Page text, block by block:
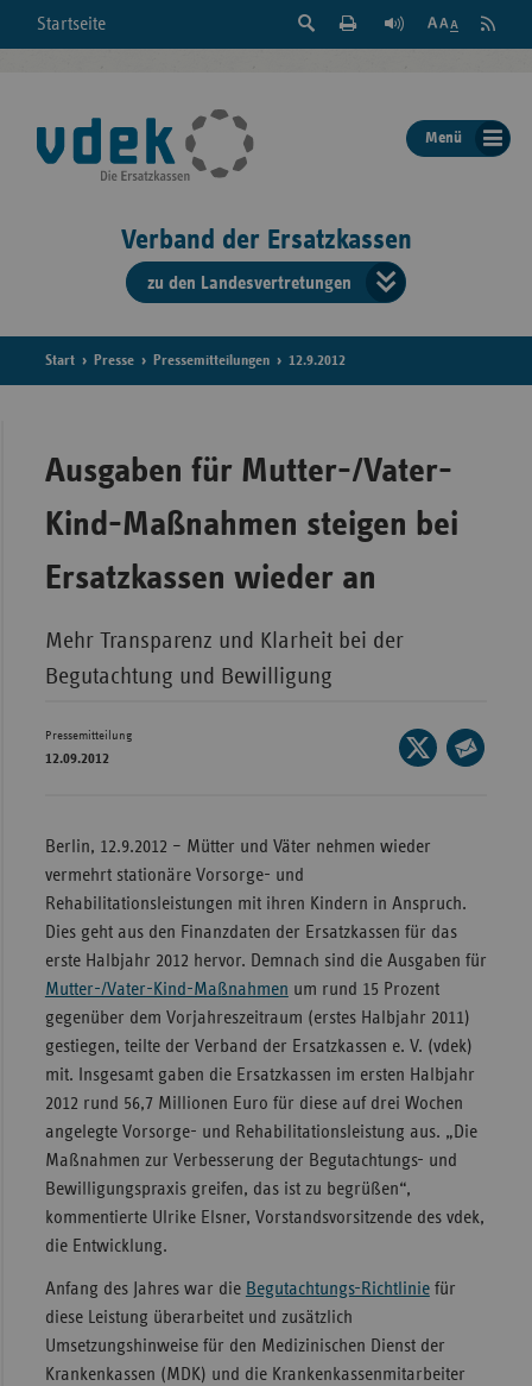
Startseite
Suche
der
Seite
Feed
Menü
Verband der Ersatzkassen
zu den Landesvertretungen
der
Hessen
Start Presse Pressemitteilungen 12.9.2012
Ausgaben für Mutter-/Vater-
Kind-Maßnahmen steigen bei
Ersatzkassen wieder an
Mehr Transparenz und Klarheit bei der
Begutachtung und Bewilligung
Pressemitteilung
12.09.2012
Seite
auf
Berlin, 12.9.2012 – Mütter und Väter nehmen wieder
vermehrt stationäre Vorsorge- und
Rehabilitationsleistungen mit ihren Kindern in Anspruch.
Dies geht aus den Finanzdaten der Ersatzkassen für das
erste Halbjahr 2012 hervor. Demnach sind die Ausgaben für
Mutter-/Vater-Kind-Maßnahmen um rund 15 Prozent
gegenüber dem Vorjahreszeitraum (erstes Halbjahr 2011)
gestiegen, teilte der Verband der Ersatzkassen e. V. (vdek)
mit. Insgesamt gaben die Ersatzkassen im ersten Halbjahr
2012 rund 56,7 Millionen Euro für diese auf drei Wochen
angelegte Vorsorge- und Rehabilitationsleistung aus. „Die
Maßnahmen zur Verbesserung der Begutachtungs- und
Bewilligungspraxis greifen, das ist zu begrüßen“,
kommentierte Ulrike Elsner, Vorstandsvorsitzende des vdek,
die Entwicklung.
Anfang des Jahres war die Begutachtungs-Richtliniefür
diese Leistung überarbeitet und zusätzlich
Umsetzungshinweise für den Medizinischen Dienst der
Krankenkassen (MDK) und die Krankenkassenmitarbeiter